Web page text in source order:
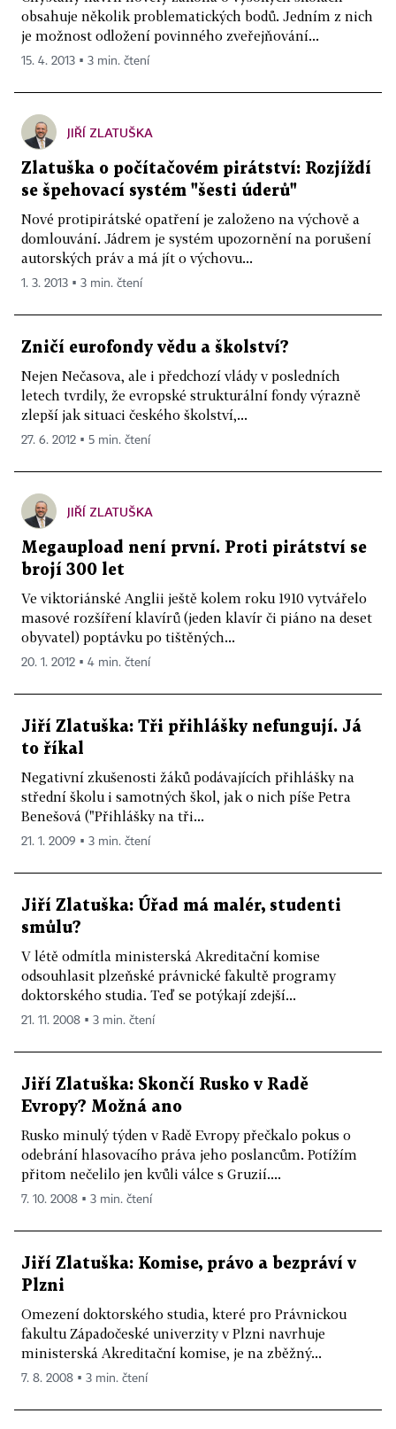
obsahuje několik problematických bodů. Jedním z nich
je možnost odložení povinného zveřejňování...
15. 4. 2013 ▪ 3 min. čtení
JIŘÍ ZLATUŠKA
Zlatuška o počítačovém pirátství: Rozjíždí
se špehovací systém "šesti úderů"
Nové protipirátské opatření je založeno na výchově a
domlouvání. Jádrem je systém upozornění na porušení
autorských práv a má jít o výchovu...
1. 3. 2013 ▪ 3 min. čtení
Zničí eurofondy vědu a školství?
Nejen Nečasova, ale i předchozí vlády v posledních
letech tvrdily, že evropské strukturální fondy výrazně
zlepší jak situaci českého školství,...
27. 6. 2012 ▪ 5 min. čtení
JIŘÍ ZLATUŠKA
Megaupload není první. Proti pirátství se
brojí 300 let
Ve viktoriánské Anglii ještě kolem roku 1910 vytvářelo
masové rozšíření klavírů (jeden klavír či piáno na deset
obyvatel) poptávku po tištěných...
20. 1. 2012 ▪ 4 min. čtení
Jiří Zlatuška: Tři přihlášky nefungují. Já
to říkal
Negativní zkušenosti žáků podávajících přihlášky na
střední školu i samotných škol, jak o nich píše Petra
Benešová ("Přihlášky na tři...
21. 1. 2009 ▪ 3 min. čtení
Jiří Zlatuška: Úřad má malér, studenti
smůlu?
V létě odmítla ministerská Akreditační komise
odsouhlasit plzeňské právnické fakultě programy
doktorského studia. Teď se potýkají zdejší...
21. 11. 2008 ▪ 3 min. čtení
Jiří Zlatuška: Skončí Rusko v Radě
Evropy? Možná ano
Rusko minulý týden v Radě Evropy přečkalo pokus o
odebrání hlasovacího práva jeho poslancům. Potížím
přitom nečelilo jen kvůli válce s Gruzií....
7. 10. 2008 ▪ 3 min. čtení
Jiří Zlatuška: Komise, právo a bezpráví v
Plzni
Omezení doktorského studia, které pro Právnickou
fakultu Západočeské univerzity v Plzni navrhuje
ministerská Akreditační komise, je na zběžný...
7. 8. 2008 ▪ 3 min. čtení